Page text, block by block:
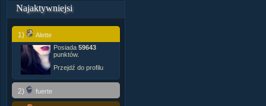
Najaktywniejsi
1)
Alette
Posiada 59643
punktów.
Przejdź do profilu
2) fuerte